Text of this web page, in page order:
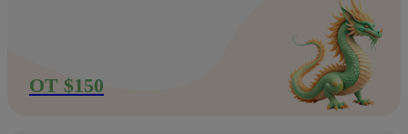
ОТ $150